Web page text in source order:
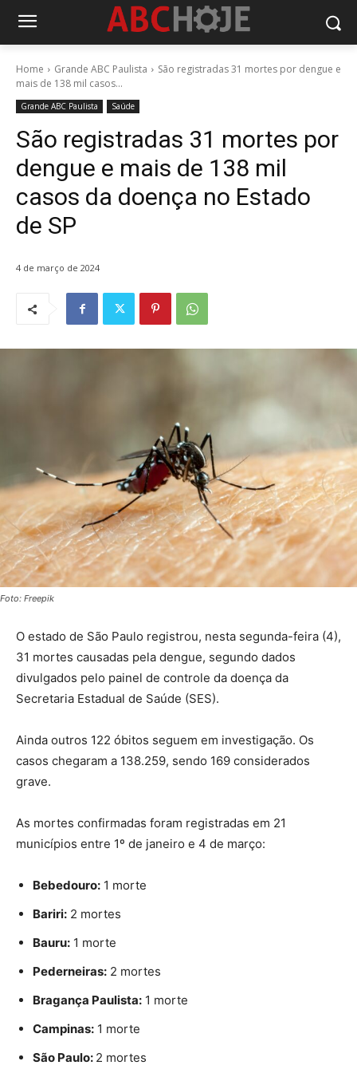
Home Grande ABC Paulista
São registradas 31 mortes por dengue e
mais de 138 mil casos...
Grande ABC Paulista Saúde
São registradas 31 mortes por
dengue e mais de 138 mil
casos da doença no Estado
de SP
4 de março de 2024
Foto: Freepik
O estado de São Paulo registrou, nesta segunda-feira (4),
31 mortes causadas pela dengue, segundo dados
divulgados pelo painel de controle da doença da
Secretaria Estadual de Saúde (SES).
Ainda outros 122 óbitos seguem em investigação. Os
casos chegaram a 138.259, sendo 169 considerados
grave.
As mortes confirmadas foram registradas em 21
municípios entre 1º de janeiro e 4 de março:
Bebedouro: 1 morte
Bariri: 2 mortes
Bauru: 1 morte
Pederneiras: 2 mortes
Bragança Paulista: 1 morte
Campinas: 1 morte
São Paulo: 2 mortes